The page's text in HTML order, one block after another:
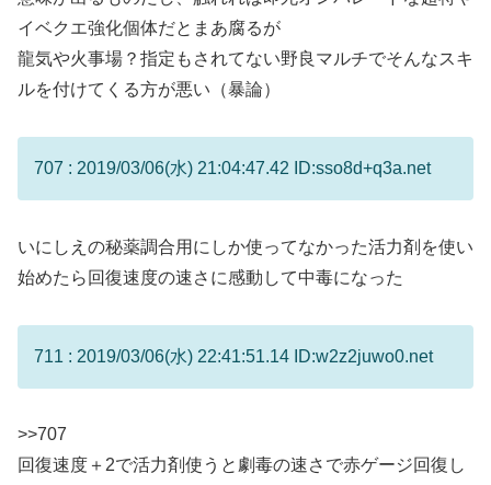
イベクエ強化個体だとまあ腐るが
龍気や火事場？指定もされてない野良マルチでそんなスキ
ルを付けてくる方が悪い（暴論）
707 : 2019/03/06(水) 21:04:47.42 ID:sso8d+q3a.net
いにしえの秘薬調合用にしか使ってなかった活力剤を使い
始めたら回復速度の速さに感動して中毒になった
711 : 2019/03/06(水) 22:41:51.14 ID:w2z2juwo0.net
>>707
回復速度＋2で活力剤使うと劇毒の速さで赤ゲージ回復し